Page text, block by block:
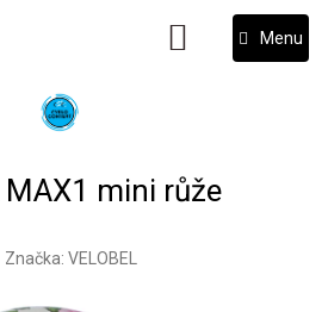
NÁKUPNÍ
KOŠÍK
mini růže
Značka:VELOBEL